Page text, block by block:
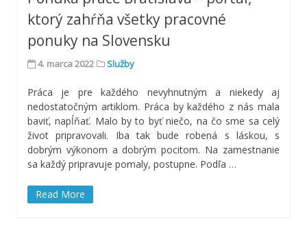
ktorý zahŕňa všetky pracovné
ponuky na Slovensku
4. marca 2022 Služby
Práca je pre každého nevyhnutným a niekedy aj
nedostatočným artiklom. Práca by každého z nás mala
baviť, napĺňať. Malo by to byť niečo, na čo sme sa celý
život pripravovali. Iba tak bude robená s láskou, s
dobrým výkonom a dobrým pocitom. Na zamestnanie
sa každý pripravuje pomaly, postupne. Podľa …
Read More